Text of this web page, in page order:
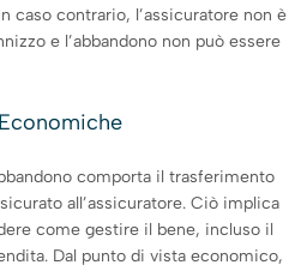
caso contrario, l’assicuratore non è
e l’abbandono non può essere
comporta il trasferimento
all’assicuratore. Ciò implica
come gestire il bene, incluso il
Dal punto di vista economico,